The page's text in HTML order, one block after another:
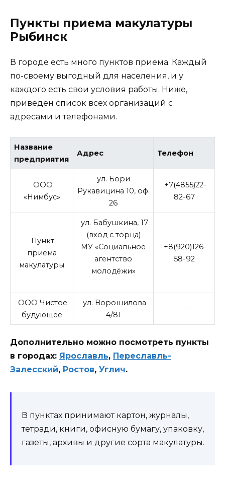
Пункты приема макулатуры
Рыбинск
В городе есть много пунктов приема. Каждый
по-своему выгодный для населения, и у
каждого есть свои условия работы. Ниже,
приведен список всех организаций с
адресами и телефонами.
Название
предприятия
Адрес Телефон
ООО
«Нимбус»
ул. Бори
Рукавицина 10, оф.
26
+7(4855)22-
82-67
Пункт
приема
макулатуры
ул. Бабушкина, 17
(вход с торца)
МУ «Социальное
агентство
молодёжи»
+8(920)126-
58-92
ООО Чистое
будующее
ул. Ворошилова
4/81
—
Дополнительно можно посмотреть пункты
в городах: Ярославль, Переславль-
Залесский, Ростов, Углич.
В пунктах принимают картон, журналы,
тетради, книги, офисную бумагу, упаковку,
газеты, архивы и другие сорта макулатуры.